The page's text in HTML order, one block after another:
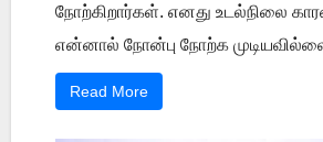
நோற்கிறார்கள். எனது உடல்நிலை
என்னால் நோன்பு நோற்க
Read More